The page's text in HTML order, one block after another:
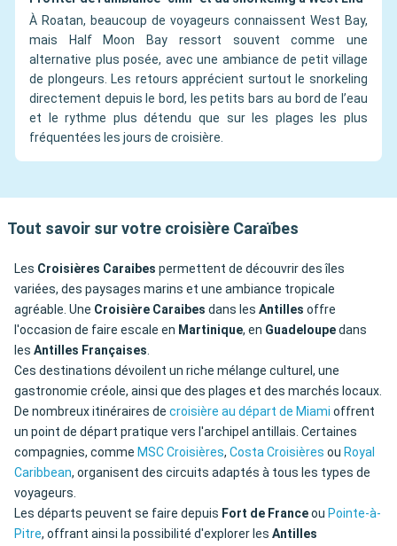
À Roatan, beaucoup de voyageurs connaissent West Bay,
mais Half Moon Bay ressort souvent comme une
alternative plus posée, avec une ambiance de petit village
de plongeurs. Les retours apprécient surtout le snorkeling
directement depuis le bord, les petits bars au bord de l’eau
et le rythme plus détendu que sur les plages les plus
fréquentées les jours de croisière.
Tout savoir sur votre croisière Caraïbes
Les Croisières Caraibes permettent de découvrir des îles
variées, des paysages marins et une ambiance tropicale
agréable. Une Croisière Caraibes dans les Antilles offre
l'occasion de faire escale en Martinique, en Guadeloupedans
les Antilles Françaises.
Ces destinations dévoilent un riche mélange culturel, une
gastronomie créole, ainsi que des plages et des marchés locaux.
De nombreux itinéraires de croisière au départ de Miami offrent
un point de départ pratique vers l'archipel antillais. Certaines
compagnies, comme MSC Croisières, Costa Croisières ou Royal
Caribbean, organisent des circuits adaptés à tous les types de
voyageurs.
Les départs peuvent se faire depuis Fort de Franceou Pointe-à-
Pitre, offrant ainsi la possibilité d'explorer les Antilles